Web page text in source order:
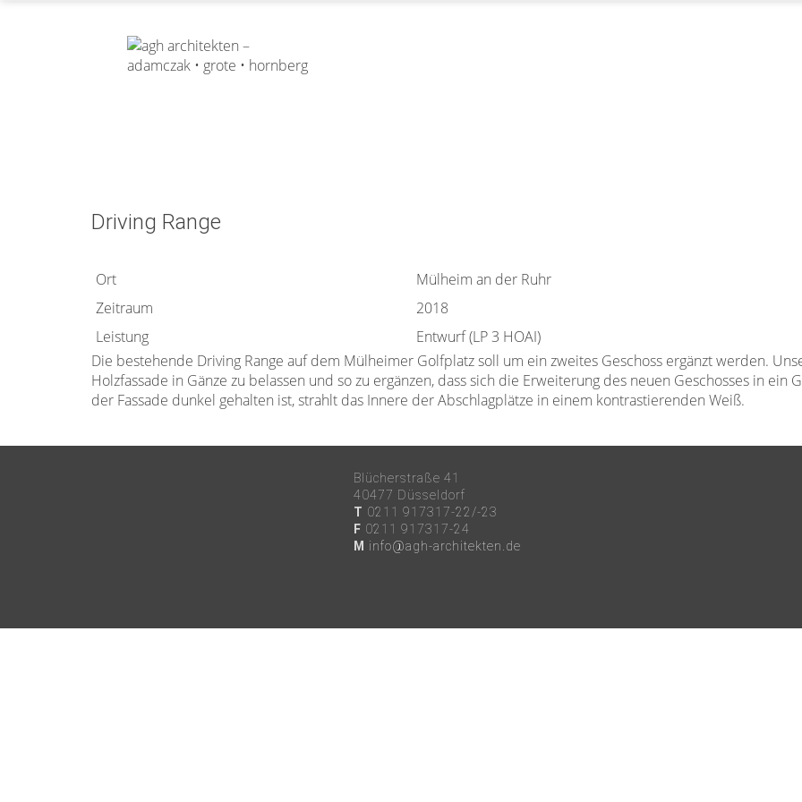
Driving Range
Ort
Mülheim an der Ruhr
Zeitraum
2018
Leistung
Entwurf (LP 3 HOAI)
Die bestehende Driving Range auf dem Mülheimer Golfplatz soll um ein zweites Geschoss ergänzt werden.
Holzfassade in Gänze zu belassen und so zu ergänzen, dass sich die Erweiterung des neuen Geschosses in
der Fassade dunkel gehalten ist, strahlt das Innere der Abschlagplätze in einem kontrastierenden Weiß.
Blücherstraße 41
40477 Düsseldorf
T 0211 917317-22/-23
F 0211 917317-24
M info@agh-architekten.de